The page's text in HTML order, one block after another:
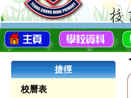
捷徑
校曆表